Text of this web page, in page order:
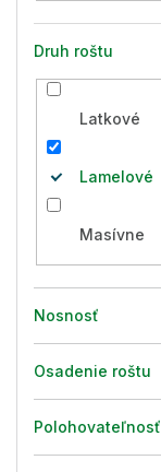
Druh roštu
Latkové
Lamelové
Masívne
Nosnosť
Osadenie roštu
Polohovateľnosť